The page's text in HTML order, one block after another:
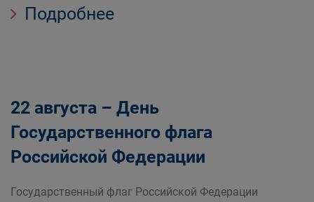
Подробнее
22 августа – День
Государственного флага
Российской Федерации
Государственный флаг Российской Федерации